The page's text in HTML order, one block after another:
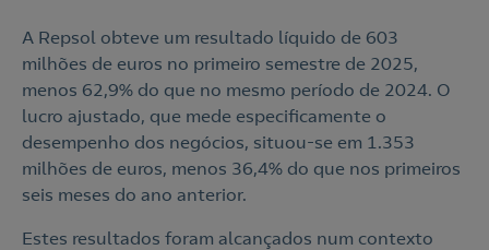
A Repsol obteve um resultado líquido de 603
milhões de euros no primeiro semestre de 2025,
menos 62,9% do que no mesmo período de 2024. O
lucro ajustado, que mede especificamente o
desempenho dos negócios, situou-se em 1.353
milhões de euros, menos 36,4% do que nos primeiros
seis meses do ano anterior.
Estes resultados foram alcançados num contexto